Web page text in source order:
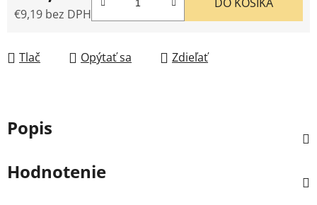
€9,19 bez DPH
Tlač Opýtať sa Zdieľať
Popis
Hodnotenie